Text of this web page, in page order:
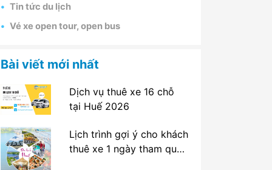
Tin tức du lịch
Vé xe open tour, open bus
Bài viết mới nhất
Dịch vụ thuê xe 16 chỗ
tại Huế 2026
Lịch trình gợi ý cho khách
thuê xe 1 ngày tham quan